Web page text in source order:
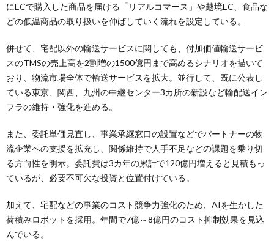
にECで購入した商品を届ける「リアルコマース」や越境EC、食品な
どの低温商品の取り扱いを伸ばしていく流れを設定している。
併せて、宅配以外の輸送サービスに関しても、付加価値輸送サービ
スのTMSの売上高を2割増の1500億円まで高めるシナリオを描いて
おり、物流市場全体で輸送サービスを拡大。並行して、既に公表し
ている東京、関西、九州の中継センター3カ所の新設など輸配送イン
フラの維持・強化を進める。
また、委託単価見直し、事業承継窓口の設置などでパートナーの物
流企業への支援を拡充し、関係維持で人手不足などの課題を乗り切
る方向性を明示。委託費は3カ年の累計で120億円増えると見積もっ
ているが、必要不可欠な投資と位置付けている。
加えて、宅配などの事業のコスト競争力強化のため、AIを生かした
荷積みロボットを採用。年間で7億～8億円のコスト抑制効果を見込
んでいる。